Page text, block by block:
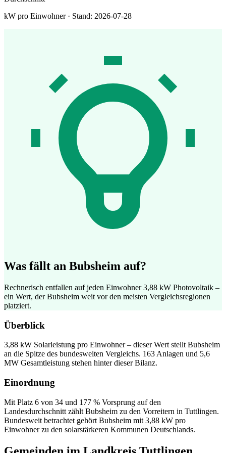
kW pro Einwohner · Stand: 2026-07-28
Was fällt an Bubsheim auf?
Rechnerisch entfallen auf jeden Einwohner 3,88 kW Photovoltaik –
ein Wert, der Bubsheim weit vor den meisten Vergleichsregionen
platziert.
Überblick
3,88 kW Solarleistung pro Einwohner – dieser Wert stellt Bubsheim
an die Spitze des bundesweiten Vergleichs. 163 Anlagen und 5,6
MW Gesamtleistung stehen hinter dieser Bilanz.
Einordnung
Mit Platz 6 von 34 und 177 % Vorsprung auf den
Landesdurchschnitt zählt Bubsheim zu den Vorreitern in Tuttlingen.
Bundesweit betrachtet gehört Bubsheim mit 3,88 kW pro
Einwohner zu den solarstärkeren Kommunen Deutschlands.